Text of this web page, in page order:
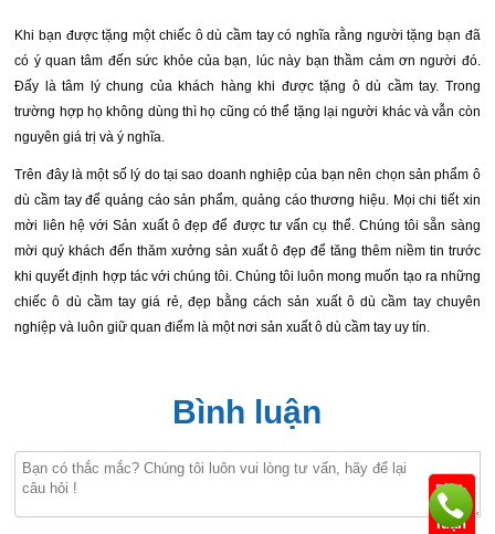
Khi bạn được tặng một chiếc ô dù cầm tay có nghĩa rằng người tặng bạn đã
có ý quan tâm đến sức khỏe của bạn, lúc này bạn thầm cảm ơn người đó.
Đấy là tâm lý chung của khách hàng khi được tặng ô dù cầm tay. Trong
trường hợp họ không dùng thì họ cũng có thể tặng lại người khác và vẫn còn
nguyên giá trị và ý nghĩa.
Trên đây là một số lý do tại sao doanh nghiệp của bạn nên chọn sản phẩm ô
dù cầm tayđể quảng cáo sản phẩm, quảng cáo thương hiệu. Mọi chi tiết xin
mời liên hệ vớiSản xuất ô đẹp để được tư vấn cụ thể. Chúng tôi sẵn sàng
mời quý khách đến thăm xưởng sản xuất ô đẹp để tăng thêm niềm tin trước
khi quyết định hợp tác với chúng tôi. Chúng tôi luôn mong muốn tạo ra những
chiếcô dù cầm tay giá rẻ, đẹp bằng cáchsản xuất ô dù cầm tay chuyên
nghiệp và luôn giữ quan điểm là một nơisản xuất ô dù cầm tay uy tín.
Bình luận
Bình
luận